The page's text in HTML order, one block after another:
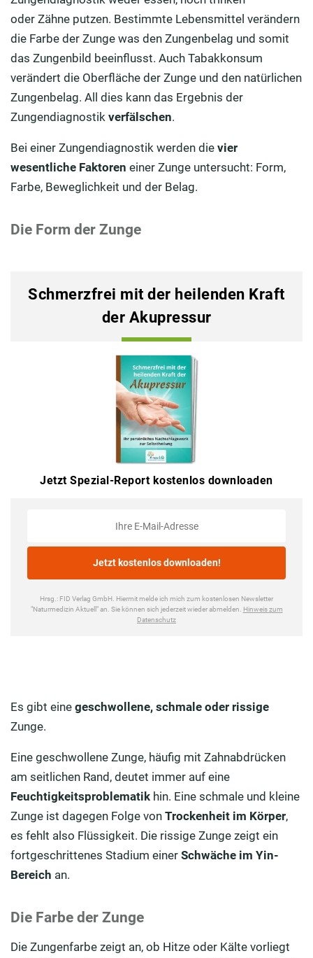
oder Zähne putzen. Bestimmte Lebensmittel verändern
die Farbe der Zunge was den Zungenbelag und somit
das Zungenbild beeinflusst. Auch Tabakkonsum
verändert die Oberfläche der Zunge und den natürlichen
Zungenbelag. All dies kann das Ergebnis der
Zungendiagnostik verfälschen.
Bei einer Zungendiagnostik werden die vier
wesentliche Faktoren einer Zunge untersucht: Form,
Farbe, Beweglichkeit und der Belag.
Die Form der Zunge
Es gibt eine geschwollene, schmale oder rissige
Zunge.
Eine geschwollene Zunge, häufig mit Zahnabdrücken
am seitlichen Rand, deutet immer auf eine
Feuchtigkeitsproblematik hin. Eine schmale und kleine
Zunge ist dagegen Folge von Trockenheit im Körper,
es fehlt also Flüssigkeit. Die rissige Zunge zeigt ein
fortgeschrittenes Stadium einer Schwäche im Yin-
Bereich an.
Die Farbe der Zunge
Die Zungenfarbe zeigt an, ob Hitze oder Kälte vorliegt